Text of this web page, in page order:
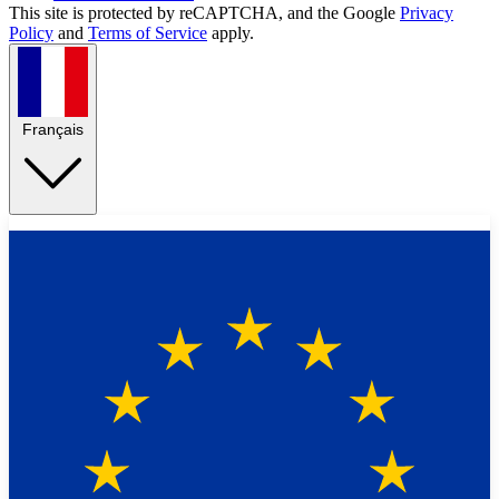
This site is protected by reCAPTCHA, and the Google Privacy
Policy and Terms of Service apply.
Français